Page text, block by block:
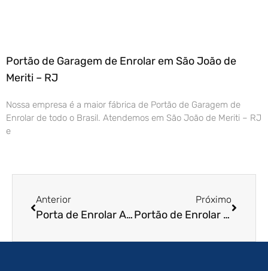
Portão de Garagem de Enrolar em São João de
Meriti – RJ
Nossa empresa é a maior fábrica de Portão de Garagem de
Enrolar de todo o Brasil. Atendemos em São João de Meriti – RJ
e
Anterior
Porta de Enrolar Automática em Franca – SP
Próximo
Portão de Enrolar Residencial em Mairiporã – SP